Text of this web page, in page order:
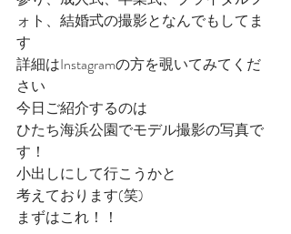
ォト、結婚式の撮影となんでもしてま
す
詳細はInstagramの方を覗いてみてくだ
さい
今日ご紹介するのは
ひたち海浜公園でモデル撮影の写真で
す！
小出しにして行こうかと
考えております(笑)
まずはこれ！！